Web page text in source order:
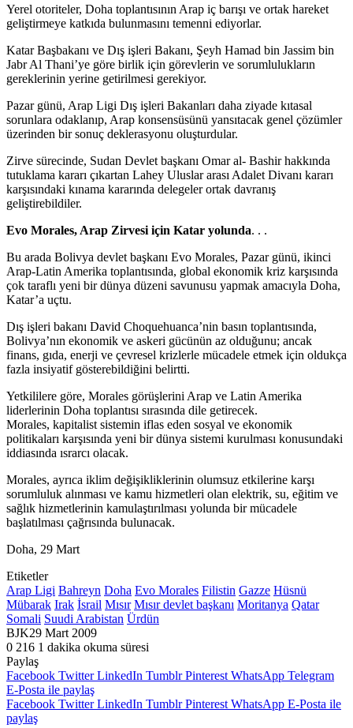
Yerel otoriteler, Doha toplantısının Arap iç barışı ve ortak hareket
geliştirmeye katkıda bulunmasını temenni ediyorlar.
Katar Başbakanı ve Dış işleri Bakanı, Şeyh Hamad bin Jassim bin
Jabr Al Thani’ye göre birlik için görevlerin ve sorumlulukların
gereklerinin yerine getirilmesi gerekiyor.
Pazar günü, Arap Ligi Dış işleri Bakanları daha ziyade kıtasal
sorunlara odaklanıp, Arap konsensüsünü yansıtacak genel çözümler
üzerinden bir sonuç deklerasyonu oluşturdular.
Zirve sürecinde, Sudan Devlet başkanı Omar al- Bashir hakkında
tutuklama kararı çıkartan Lahey Uluslar arası Adalet Divanı kararı
karşısındaki kınama kararında delegeler ortak davranış
geliştirebildiler.
Evo Morales, Arap Zirvesi için Katar yolunda. . .
Bu arada Bolivya devlet başkanı Evo Morales, Pazar günü, ikinci
Arap-Latin Amerika toplantısında, global ekonomik kriz karşısında
çok taraflı yeni bir dünya düzeni savunusu yapmak amacıyla Doha,
Katar’a uçtu.
Dış işleri bakanı David Choquehuanca’nin basın toplantısında,
Bolivya’nın ekonomik ve askeri gücünün az olduğunu; ancak
finans, gıda, enerji ve çevresel krizlerle mücadele etmek için oldukça
fazla insiyatif gösterebildiğini belirtti.
Yetkililere göre, Morales görüşlerini Arap ve Latin Amerika
liderlerinin Doha toplantısı sırasında dile getirecek.
Morales, kapitalist sistemin iflas eden sosyal ve ekonomik
politikaları karşısında yeni bir dünya sistemi kurulması konusundaki
iddiasında ısrarcı olacak.
Morales, ayrıca iklim değişikliklerinin olumsuz etkilerine karşı
sorumluluk alınması ve kamu hizmetleri olan elektrik, su, eğitim ve
sağlık hizmetlerinin kamulaştırılması yolunda bir mücadele
başlatılması çağrısında bulunacak.
Doha, 29 Mart
Etiketler
Arap Ligi Bahreyn Doha Evo Morales Filistin Gazze Hüsnü
Mübarak Irak İsrail Mısır Mısır devlet başkanı Moritanya Qatar
Somali Suudi Arabistan Ürdün
BJK29 Mart 2009
0 216 1 dakika okuma süresi
Paylaş
Facebook Twitter LinkedIn Tumblr Pinterest WhatsApp Telegram
E-Posta ile paylaş
Facebook Twitter LinkedIn Tumblr Pinterest WhatsApp E-Posta ile
paylaş